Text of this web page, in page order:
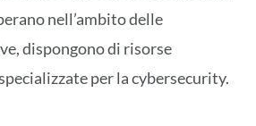
nell’ambito delle
dispongono di risorse
per la cybersecurity.